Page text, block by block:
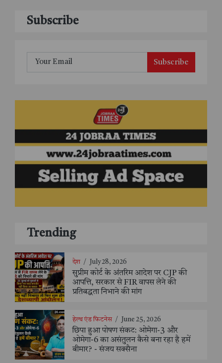
Subscribe
Subscribe
Trending
देश / July 28, 2026
सुप्रीम कोर्ट के अंतरिम आदेश पर CJP की
आपत्ति, सरकार से FIR वापस लेने की
प्रतिबद्धता निभाने की मांग
हेल्थ एंड फिटनेस / June 25, 2026
छिपा हुआ पोषण संकट: ओमेगा-3 और
ओमेगा-6 का असंतुलन कैसे बना रहा है हमें
बीमार? - संजय सक्सैना